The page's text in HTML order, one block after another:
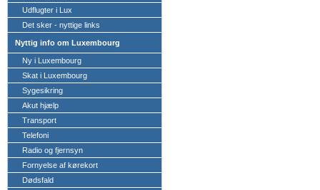
Udflugter i Lux
Det sker - nyttige links
Nyttig info om Luxembourg
Ny i Luxembourg
Skat i Luxembourg
Sygesikring
Akut hjælp
Transport
Telefoni
Radio og fjernsyn
Fornyelse af kørekort
Dødsfald